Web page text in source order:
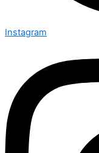
Instagram